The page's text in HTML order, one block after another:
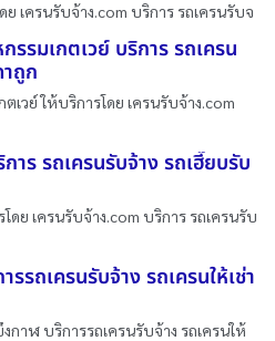
ย เครนรับจ้าง.com บริการ รถเครนรับจ
รมเกตเวย์ บริการ รถเครน
ถูก
เวย์ ให้บริการโดย เครนรับจ้าง.com
าร รถเครนรับจ้าง รถเฮี๊ยบรับ
ดย เครนรับจ้าง.com บริการ รถเครนรับ
รถเครนรับจ้าง รถเครนให้เช่า
กาฬ บริการรถเครนรับจ้าง รถเครนให้